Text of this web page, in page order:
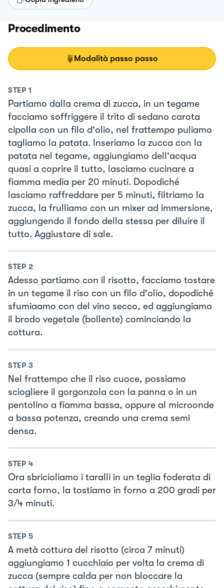
Procedimento
Modalità passo passo
STEP 1
Partiamo dalla crema di zucca, in un tegame
facciamo soffriggere il trito di sedano carota
cipolla con un filo d'olio, nel frattempo puliamo
tagliamo la patata. Inseriamo la zucca con la
patata nel tegame, aggiungiamo dell'acqua
quasi a coprire il tutto, lasciamo cucinare a
fiamma media per 20 minuti. Dopodiché
lasciamo raffreddare per 5 minuti, filtriamo la
zucca, la frulliamo con un mixer ad immersione,
aggiungendo il fondo della stessa per diluire il
tutto. Aggiustare di sale.
STEP 2
Adesso partiamo con il risotto, facciamo tostare
in un tegame il riso con un filo d'olio, dopodiché
sfumiaamo con del vino secco, ed aggiungiamo
il brodo vegetale (bollente) cominciando la
cottura.
STEP 3
Nel frattempo che il riso cuoce, possiamo
sciogliere il gorgonzola con la panna o in un
pentolino a fiamma bassa, oppure al microonde
a bassa potenza, creando una crema semi
densa.
STEP 4
Ora sbricioliamo i taralli in un teglia foderata di
carta forno, la tostiamo in forno a 200 gradi per
3/4 minuti.
STEP 5
A metà cottura del risotto (circa 7 minuti)
aggiungiamo 1 cucchiaio per volta la crema di
zucca (sempre calda per non bloccare la